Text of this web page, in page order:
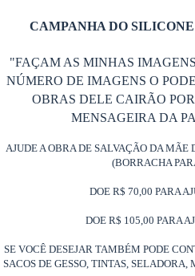
CAMPANHA DO
"FAÇAM AS MINHAS
NÚMERO DE IMAGENS O
OBRAS DELE CAIRÃO
MENSAGEIRA DA
AJUDE A OBRA DE SALVAÇÃO DA
(BORRACHA
DOE R$ 70,00 PARA
DOE R$ 105,00 PARA
SE VOCÊ DESEJAR TAMBÉM PODE
SACOS DE GESSO, TINTAS,